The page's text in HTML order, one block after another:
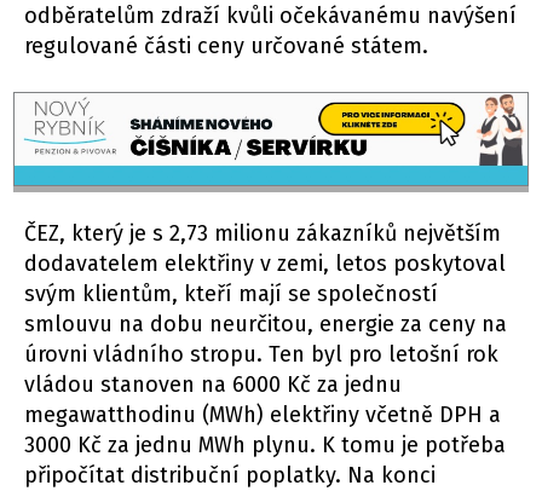
odběratelům zdraží kvůli očekávanému navýšení
regulované části ceny určované státem.
ČEZ, který je s 2,73 milionu zákazníků největším
dodavatelem elektřiny v zemi, letos poskytoval
svým klientům, kteří mají se společností
smlouvu na dobu neurčitou, energie za ceny na
úrovni vládního stropu. Ten byl pro letošní rok
vládou stanoven na 6000 Kč za jednu
megawatthodinu (MWh) elektřiny včetně DPH a
3000 Kč za jednu MWh plynu. K tomu je potřeba
připočítat distribuční poplatky. Na konci